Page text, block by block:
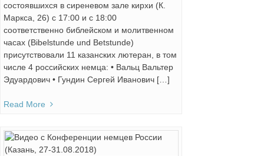
состоявшихся в сиреневом зале кирхи (К.
Маркса, 26) с 17:00 и с 18:00
соответственно библейском и молитвенном
часах (Bibelstunde und Betstunde)
присутствовали 11 казанских лютеран, в том
числе 4 российских немца: • Вальц Вальтер
Эдуардович • Гундин Сергей Иванович […]
Read More